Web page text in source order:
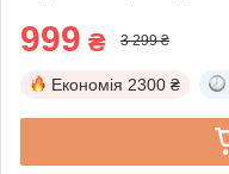
999 ₴ 3 299 ₴
Економія 2300 ₴